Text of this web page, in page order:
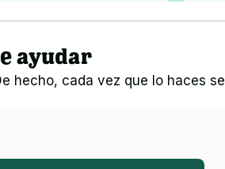
ayudar
hecho, cada vez que lo haces se